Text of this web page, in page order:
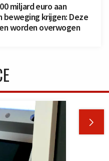
miljard euro aan
beweging krijgen: Deze
worden overwogen
